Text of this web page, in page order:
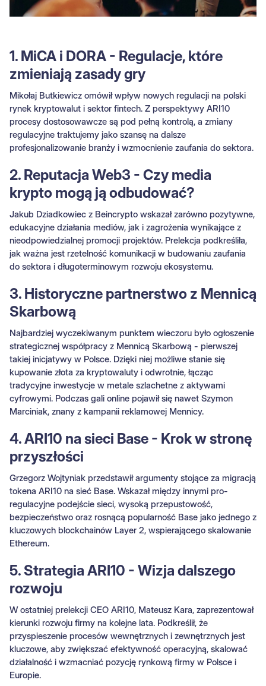
1. MiCA i DORA - Regulacje, które
zmieniają zasady gry
Mikołaj Butkiewicz omówił wpływ nowych regulacji na polski
rynek kryptowalut i sektor fintech. Z perspektywy ARI10
procesy dostosowawcze są pod pełną kontrolą, a zmiany
regulacyjne traktujemy jako szansę na dalsze
profesjonalizowanie branży i wzmocnienie zaufania do sektora.
2. Reputacja Web3 - Czy media
krypto mogą ją odbudować?
Jakub Dziadkowiec z Beincrypto wskazał zarówno pozytywne,
edukacyjne działania mediów, jak i zagrożenia wynikające z
nieodpowiedzialnej promocji projektów. Prelekcja podkreśliła,
jak ważna jest rzetelność komunikacji w budowaniu zaufania
do sektora i długoterminowym rozwoju ekosystemu.
3. Historyczne partnerstwo z Mennicą
Skarbową
Najbardziej wyczekiwanym punktem wieczoru było ogłoszenie
strategicznej współpracy z Mennicą Skarbową - pierwszej
takiej inicjatywy w Polsce. Dzięki niej możliwe stanie się
kupowanie złota za kryptowaluty i odwrotnie, łącząc
tradycyjne inwestycje w metale szlachetne z aktywami
cyfrowymi. Podczas gali online pojawił się nawet Szymon
Marciniak, znany z kampanii reklamowej Mennicy.
4. ARI10 na sieci Base - Krok w stronę
przyszłości
Grzegorz Wojtyniak przedstawił argumenty stojące za migracją
tokena ARI10 na sieć Base. Wskazał między innymi pro-
regulacyjne podejście sieci, wysoką przepustowość,
bezpieczeństwo oraz rosnącą popularność Base jako jednego z
kluczowych blockchainów Layer 2, wspierającego skalowanie
Ethereum.
5. Strategia ARI10 - Wizja dalszego
rozwoju
W ostatniej prelekcji CEO ARI10, Mateusz Kara, zaprezentował
kierunki rozwoju firmy na kolejne lata. Podkreślił, że
przyspieszenie procesów wewnętrznych i zewnętrznych jest
kluczowe, aby zwiększać efektywność operacyjną, skalować
działalność i wzmacniać pozycję rynkową firmy w Polsce i
Europie.